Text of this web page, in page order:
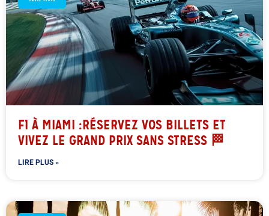
F1 À MIAMI :RÉSERVEZ VOS BILLETS ET
VIVEZ LE GRAND PRIX SANS STRESS 🏁
LIRE PLUS »